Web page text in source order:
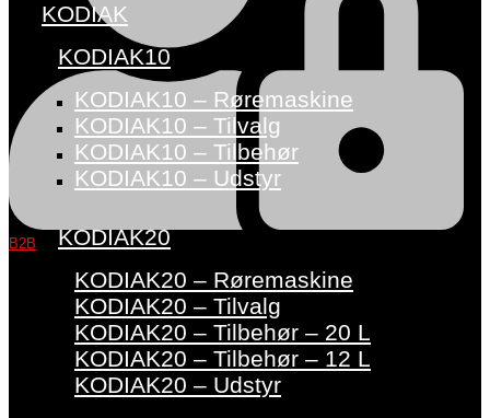
B2B
KODIAK
KODIAK10
KODIAK10 – Røremaskine
KODIAK10 – Tilvalg
KODIAK10 – Tilbehør
KODIAK10 – Udstyr
KODIAK20
KODIAK20 – Røremaskine
KODIAK20 – Tilvalg
KODIAK20 – Tilbehør – 20 L
KODIAK20 – Tilbehør – 12 L
KODIAK20 – Udstyr